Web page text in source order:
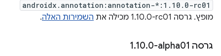
androidx.annotation:annotation-*:1.10.0-rc01
מופץ. גרסה ‎1.10.0-rc01 מכילה את השמירות האלה.
גרסה ‎1 .10.0-alpha01